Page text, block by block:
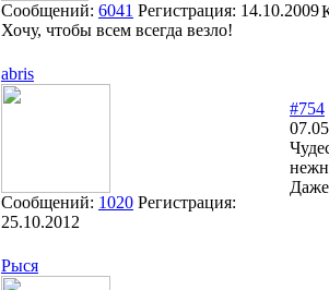
Сообщений: 6041 Регистрация: 14.10.2009
Хочу, чтобы всем всегда везло!
abris
Сообщений: 1020 Регистрация:
25.10.2012
#754
Рыся